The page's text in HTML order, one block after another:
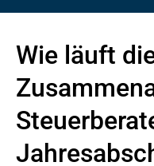
Wie läuft